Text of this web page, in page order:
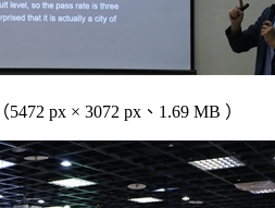
（5472 px × 3072 px、1.69 MB ）